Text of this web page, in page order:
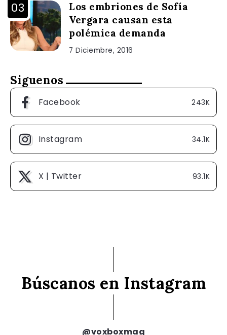
Los embriones de Sofía
Vergara causan esta
polémica demanda
7 Diciembre, 2016
Siguenos
Facebook 243K
Instagram 34.1K
X | Twitter 93.1K
Búscanos en Instagram
@voxboxmag